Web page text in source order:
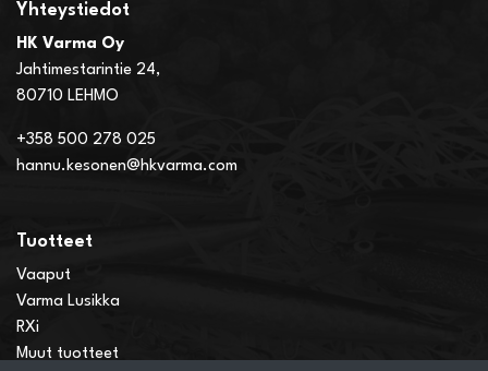
Yhteystiedot
HK Varma Oy
Jahtimestarintie 24,
80710 LEHMO
+358 500 278 025
hannu.kesonen@hkvarma.com
Tuotteet
Vaaput
Varma Lusikka
RXi
Muut tuotteet